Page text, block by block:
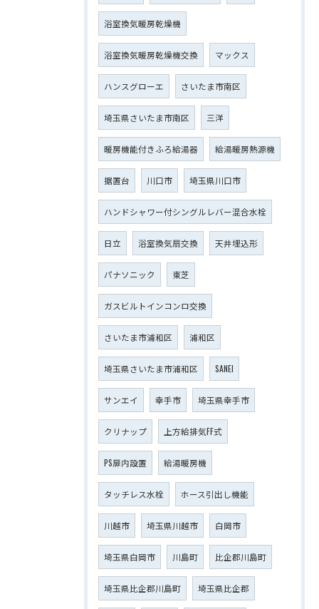
浴室換気暖房乾燥機
浴室換気暖房乾燥機交換 マックス
ハンスグローエ さいたま市南区
埼玉県さいたま市南区 三洋
暖房機能付きふろ給湯器 給湯暖房熱源機
据置台 川口市 埼玉県川口市
ハンドシャワー付シングルレバー混合水栓
日立 浴室換気扇交換 天井埋込形
パナソニック 東芝
ガスビルトインコンロ交換
さいたま市浦和区 浦和区
埼玉県さいたま市浦和区 SANEI
サンエイ 幸手市 埼玉県幸手市
クリナップ 上方給排気FF式
PS扉内設置 給湯暖房機
タッチレス水栓 ホース引出し機能
川越市 埼玉県川越市 白岡市
埼玉県白岡市 川島町 比企郡川島町
埼玉県比企郡川島町 埼玉県比企郡